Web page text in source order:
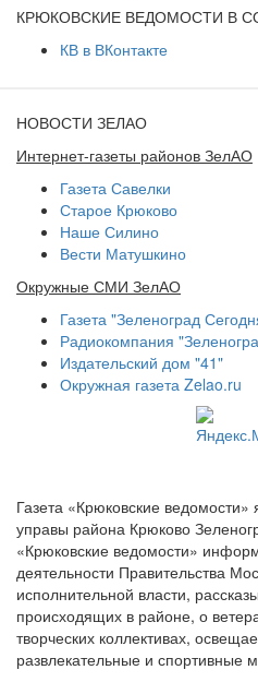
КРЮКОВСКИЕ ВЕДОМОСТИ В
КВ в ВКонтакте
НОВОСТИ ЗЕЛАО
Интернет-газеты районов ЗелАО
Газета Савелки
Старое Крюково
Наше Силино
Вести Матушкино
Окружные СМИ ЗелАО
Газета "Зеленоград
Радиокомпания
Издательский дом "41"
Окружная газета Zelao.ru
Газета «Крюковские
управы района Крюково
«Крюковские ведомости»
деятельности Правительства
исполнительной власти,
происходящих в районе, о
творческих коллективах,
развлекательные и спортивные